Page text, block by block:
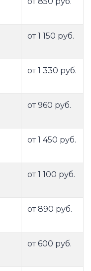
от 1 150 руб.
от 1 330 руб.
от 960 руб.
от 1 450 руб.
от 1 100 руб.
от 890 руб.
от 600 руб.